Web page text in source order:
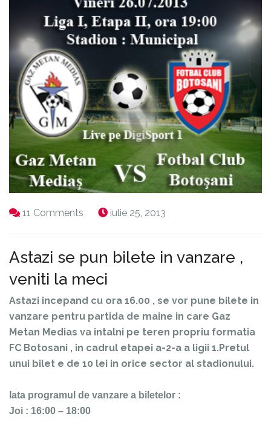
11 Comments iulie 25, 2013
Astazi se pun bilete in vanzare ,
veniti la meci
Astazi incepand cu ora 16.00 , se vor pune bilete in
vanzare pentru partida de maine in care Gaz
Metan Medias va intalni pe teren propriu formatia
FC Botosani , in cadrul etapei a-2-a a ligii 1.Pretul
unui bilet e de 10 lei in orice sector al stadionului.
Iata programul de vanzare a biletelor :
Joi : 16:00 – 18:00